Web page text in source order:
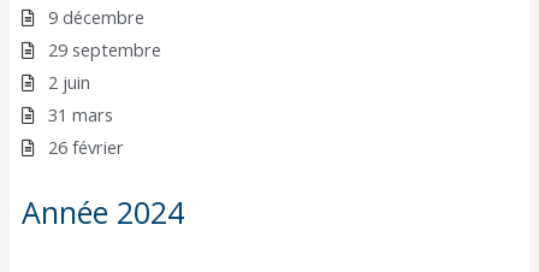
9 décembre
29 septembre
2 juin
31 mars
26 février
Année 2024